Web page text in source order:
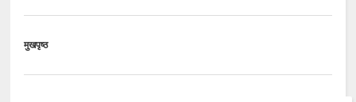
मुखपृष्ठ